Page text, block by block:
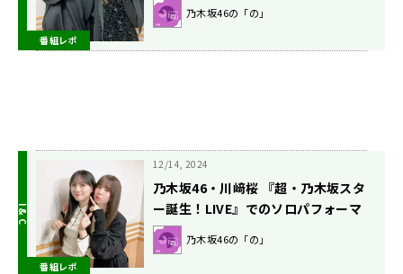
番組レポ
乃木坂46の「の」
番組レポ
12/14, 2024
乃木坂46・川﨑桜 『超・乃木坂スタ
ー誕生！LIVE』でのソロパフォーマ
ンスを振り返る「ずっとボイトレし
てたなって思う」
乃木坂46の「の」